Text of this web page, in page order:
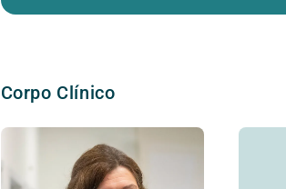
Corpo Clínico